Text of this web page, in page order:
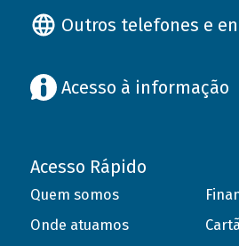
Outros telefones e
Acesso à informação
Acesso Rápido
Quem somos
Onde atuamos